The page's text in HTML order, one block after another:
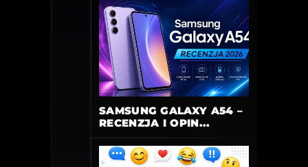
SAMSUNG GALAXY A54 –
RECENZJA I OPIN...